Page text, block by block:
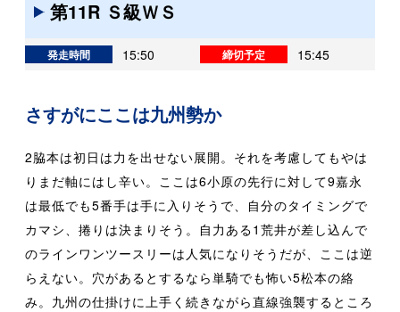
第11R Ｓ級ＷＳ
発走時間 15:50 締切予定 15:45
さすがにここは九州勢か
2脇本は初日は力を出せない展開。それを考慮してもやは
りまだ軸にはし辛い。ここは6小原の先行に対して9嘉永
は最低でも5番手は手に入りそうで、自分のタイミングで
カマシ、捲りは決まりそう。自力ある1荒井が差し込んで
のラインワンツースリーは人気になりそうだが、ここは逆
らえない。穴があるとするなら単騎でも怖い5松本の絡
み。九州の仕掛けに上手く続きながら直線強襲するところ